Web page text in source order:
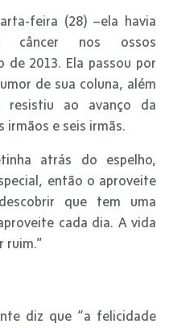
feira (28) –ela havia
câncer nos ossos
de 2013. Ela passou por
de sua coluna, além
resistiu ao avanço da
irmãos e seis irmãs.
atrás do espelho,
então o aproveite
que tem uma
cada dia. A vida
ruim.”
diz que “a felicidade